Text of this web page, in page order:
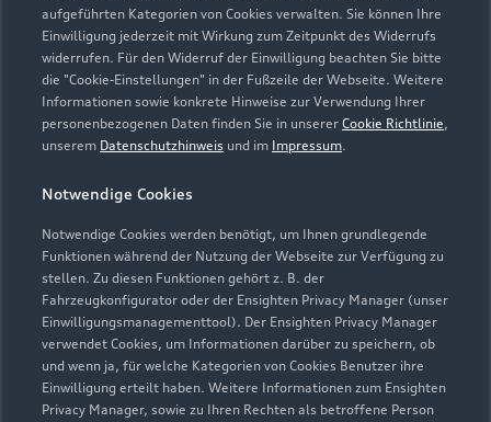
aufgeführten Kategorien von Cookies verwalten. Sie können Ihre
Einwilligung jederzeit mit Wirkung zum Zeitpunkt des Widerrufs
widerrufen. Für den Widerruf der Einwilligung beachten Sie bitte
die "Cookie-Einstellungen" in der Fußzeile der Webseite. Weitere
Informationen sowie konkrete Hinweise zur Verwendung Ihrer
personenbezogenen Daten finden Sie in unserer Cookie Richtlinie,
unserem Datenschutzhinweis und im Impressum.
Notwendige Cookies
Notwendige Cookies werden benötigt, um Ihnen grundlegende
Funktionen während der Nutzung der Webseite zur Verfügung zu
stellen. Zu diesen Funktionen gehört z. B. der
Fahrzeugkonfigurator oder der Ensighten Privacy Manager (unser
Einwilligungsmanagementtool). Der Ensighten Privacy Manager
verwendet Cookies, um Informationen darüber zu speichern, ob
und wenn ja, für welche Kategorien von Cookies Benutzer ihre
Einwilligung erteilt haben. Weitere Informationen zum Ensighten
Privacy Manager, sowie zu Ihren Rechten als betroffene Person
info.audi@ernst-koenig.de
Kontaktdaten herunterladen
Öffnungszeiten
Verkauf
Geöffnet bis13:00
Service
Geschlossen,öffnet amMontag 08:00